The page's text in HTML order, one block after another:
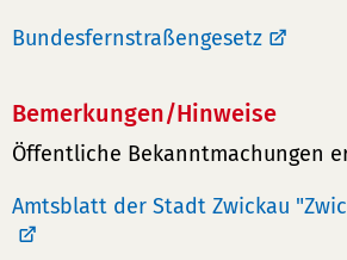
Bundesfernstraßengesetz
Bemerkungen/Hinweise
Öffentliche Bekanntmachungen
Amtsblatt der Stadt Zwickau